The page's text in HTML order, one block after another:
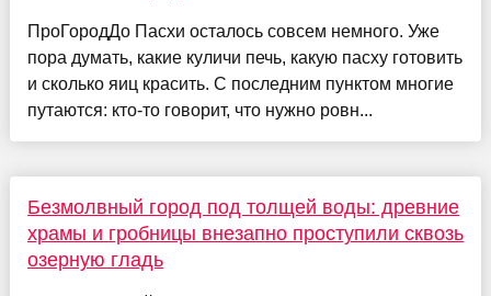
ПроГородДо Пасхи осталось совсем немного. Уже
пора думать, какие куличи печь, какую пасху готовить
и сколько яиц красить. С последним пунктом многие
путаются: кто-то говорит, что нужно ровн...
Безмолвный город под толщей воды: древние
храмы и гробницы внезапно проступили сквозь
озерную гладь